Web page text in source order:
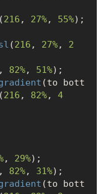
(216 , 27%, 55%);
(216 , 27%, 2
, 82%, 51%);
(to bott
(216 , 82%, 4
, 29%);
, 82%, 31%);
(to bott